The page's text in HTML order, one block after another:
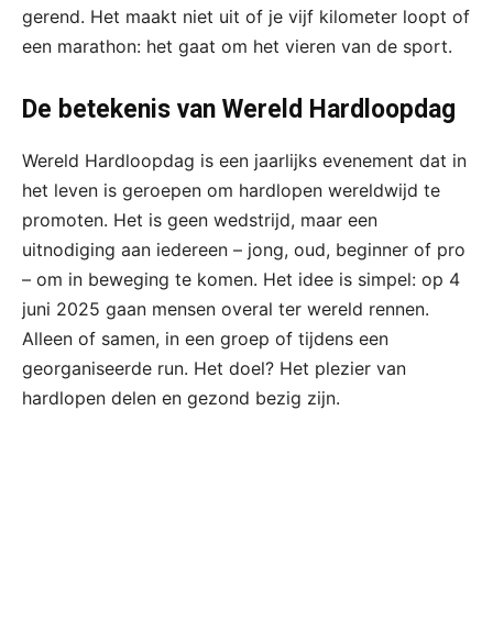
gerend. Het maakt niet uit of je vijf kilometer loopt of
een marathon: het gaat om het vieren van de sport.
De betekenis van Wereld Hardloopdag
Wereld Hardloopdag is een jaarlijks evenement dat in
het leven is geroepen om hardlopen wereldwijd te
promoten. Het is geen wedstrijd, maar een
uitnodiging aan iedereen – jong, oud, beginner of pro
– om in beweging te komen. Het idee is simpel: op 4
juni 2025 gaan mensen overal ter wereld rennen.
Alleen of samen, in een groep of tijdens een
georganiseerde run. Het doel? Het plezier van
hardlopen delen en gezond bezig zijn.